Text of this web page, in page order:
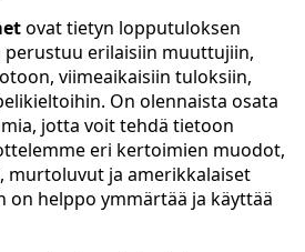
ovat tietyn lopputuloksen
perustuu erilaisiin muuttujiin,
viimeaikaisiin tuloksiin,
On olennaista osata
jotta voit tehdä tietoon
eri kertoimien muodot,
murtoluvut ja amerikkalaiset
on helppo ymmärtää ja käyttää